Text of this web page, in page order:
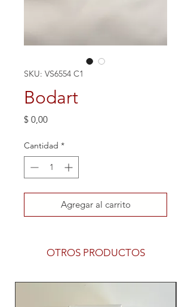
SKU: VS6554 C1
Bodart
$ 0,00Precio
Cantidad *
Agregar al carrito
OTROS PRODUCTOS